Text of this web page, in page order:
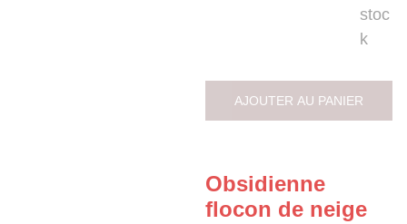
stoc
k
AJOUTER AU PANIER
Obsidienne
flocon de neige